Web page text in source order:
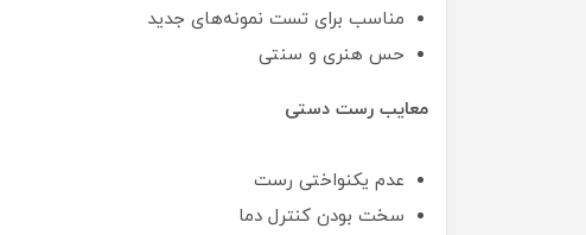
مناسب برای تست نمونه‌های جدید
حس هنری و سنتی
معایب رست دستی
عدم یکنواختی رست
سخت بودن کنترل دما